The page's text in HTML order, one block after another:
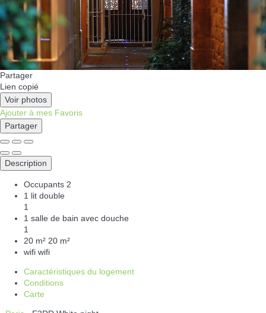
Partager
Lien copié
Voir photos
Ajouter à mes Favoris
Partager
Description
Occupants 2
1 lit double
1
1 salle de bain avec douche
1
20 m² 20 m²
wifi wifi
Caractéristiques du logement
Conditions
Carte